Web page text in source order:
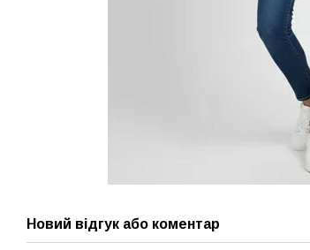
Новий відгук або коментар